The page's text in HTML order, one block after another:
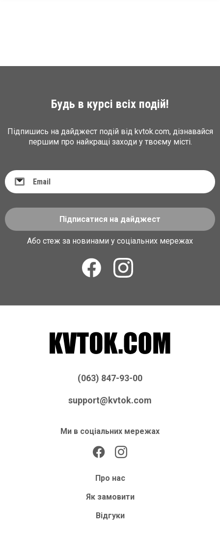
Будь в курсі всіх подій!
Підпишись на дайджест подій від kvtok.com, дізнавайся
першим про найкращі заходи у твоєму місті.
Підписатися на дайджест
Або стеж за новинами у соціальних мережах
(063) 847-93-00
support@kvtok.com
Ми в соціальних мережах
Про нас
Як замовити
Відгуки